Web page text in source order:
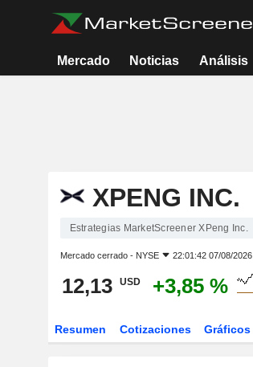
Mercado Noticias Análisis
XPENG INC.
Estrategias MarketScreener XPeng Inc.
Mercado cerrado - NYSE 22:01:42 07/08/2026
12,13 USD +3,85 %
Resumen Cotizaciones Gráficos